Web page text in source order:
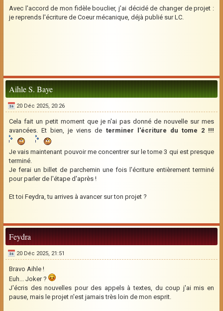
Avec l'accord de mon fidèle bouclier, j'ai décidé de changer de projet :
je reprends l'écriture de Coeur mécanique, déjà publié sur LC.
Aihle S. Baye
20 Déc 2025, 20:26
Cela fait un petit moment que je n'ai pas donné de nouvelle sur mes
avancées. Et bien, je viens de terminer l'écriture du tome 2 !!!
Je vais maintenant pouvoir me concentrer sur le tome 3 qui est presque
terminé.
Je ferai un billet de parchemin une fois l'écriture entièrement terminé
pour parler de l'étape d'après !
Et toi Feydra, tu arrives à avancer sur ton projet ?
Feydra
20 Déc 2025, 21:51
Bravo Aihle !
Euh... Joker ?
J'écris des nouvelles pour des appels à textes, du coup j'ai mis en
pause, mais le projet n'est jamais très loin de mon esprit.